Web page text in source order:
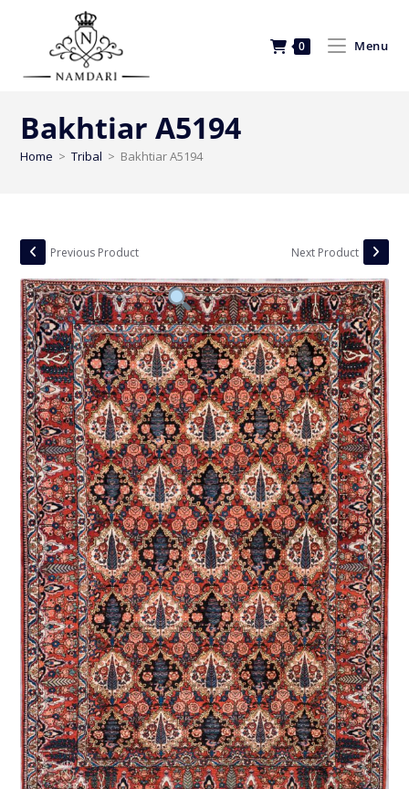
0 Menu
Bakhtiar A5194
Home > Tribal > Bakhtiar A5194
Previous Product Next Product